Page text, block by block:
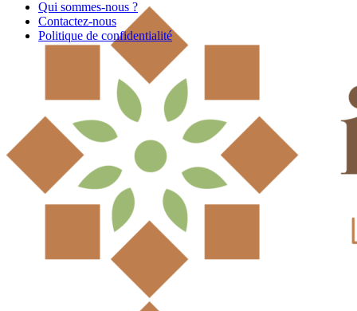
Qui sommes-nous ?
Contactez-nous
Politique de confidentialité